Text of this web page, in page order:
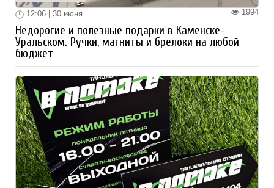
1994
12:06 | 30 июня
Недорогие и полезные подарки в Каменске-
Уральском. Ручки, магниты и брелоки на любой
бюджет